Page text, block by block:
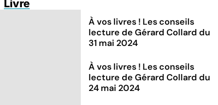
Livre
À vos livres ! Les conseils
lecture de Gérard Collard du
31 mai 2024
À vos livres ! Les conseils
lecture de Gérard Collard du
24 mai 2024